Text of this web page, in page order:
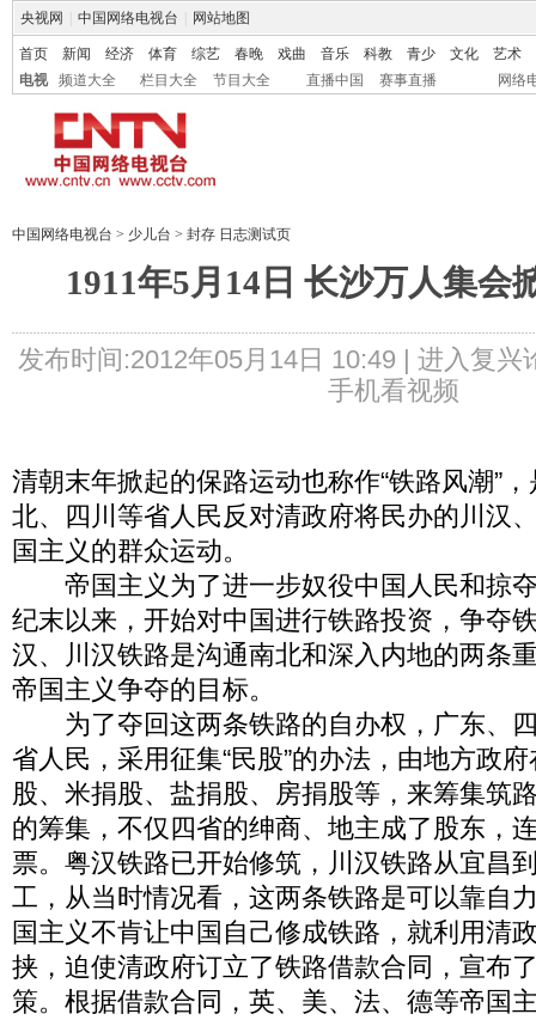
央视网 中国网络电视台 网站地图
首页 新闻 经济 体育 综艺 春晚 戏曲 音乐 科教 青少 文化
艺术
电视
频道大全 栏目大全 节目大全 直播中国 赛事直播 网络
中国网络电视台 > 少儿台 > 封存 日志测试页
1911年5月14日 长沙万人集会
发布时间:2012年05月14日 10:49 | 进入复兴
手机看视频
清朝末年掀起的保路运动也称作“铁路风潮”
北、四川等省人民反对清政府将民办的川汉
国主义的群众运动。
帝国主义为了进一步奴役中国人民和掠
纪末以来，开始对中国进行铁路投资，争夺
汉、川汉铁路是沟通南北和深入内地的两条
帝国主义争夺的目标。
为了夺回这两条铁路的自办权，广东、
省人民，采用征集“民股”的办法，由地方政
股、米捐股、盐捐股、房捐股等，来筹集筑
的筹集，不仅四省的绅商、地主成了股东，
票。粤汉铁路已开始修筑，川汉铁路从宜昌
工，从当时情况看，这两条铁路是可以靠自
国主义不肯让中国自己修成铁路，就利用清
挟，迫使清政府订立了铁路借款合同，宣布
策。根据借款合同，英、美、法、德等帝国